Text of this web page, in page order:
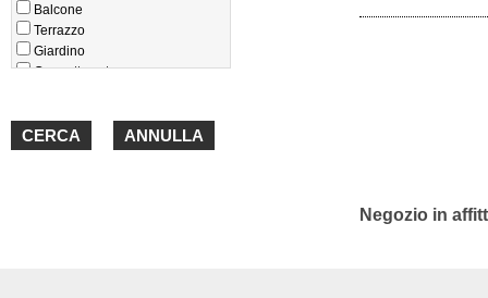
termoconvettori
Balcone
Terrazzo
Giardino
Cappotto esterno
Negozio in